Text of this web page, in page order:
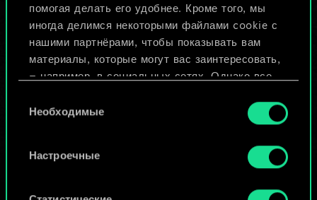
помогая делать его удобнее. Кроме того, мы
иногда делимся некоторыми файлами cookie с
нашими партнёрами, чтобы показывать вам
материалы, которые могут вас заинтересовать,
— например, в социальных сетях. Однако все
разрешения.
Найти подробную информацию о том, как мы
используем ваши файлы cookie, и изменить
«Настройки» ниже.
согласия
Необходимые
Настроечные
Изменить колоду
ИЛИ